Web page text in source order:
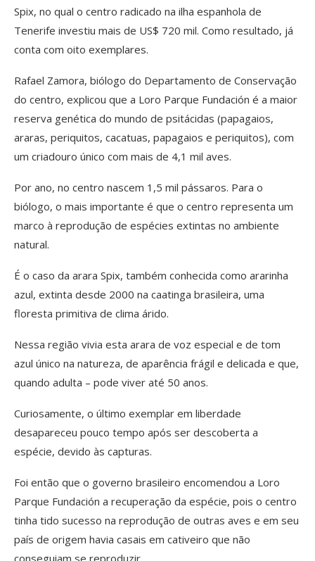
Spix, no qual o centro radicado na ilha espanhola de
Tenerife investiu mais de US$ 720 mil. Como resultado, já
conta com oito exemplares.
Rafael Zamora, biólogo do Departamento de Conservação
do centro, explicou que a Loro Parque Fundación é a maior
reserva genética do mundo de psitácidas (papagaios,
araras, periquitos, cacatuas, papagaios e periquitos), com
um criadouro único com mais de 4,1 mil aves.
Por ano, no centro nascem 1,5 mil pássaros. Para o
biólogo, o mais importante é que o centro representa um
marco à reprodução de espécies extintas no ambiente
natural.
É o caso da arara Spix, também conhecida como ararinha
azul, extinta desde 2000 na caatinga brasileira, uma
floresta primitiva de clima árido.
Nessa região vivia esta arara de voz especial e de tom
azul único na natureza, de aparência frágil e delicada e que,
quando adulta – pode viver até 50 anos.
Curiosamente, o último exemplar em liberdade
desapareceu pouco tempo após ser descoberta a
espécie, devido às capturas.
Foi então que o governo brasileiro encomendou a Loro
Parque Fundación a recuperação da espécie, pois o centro
tinha tido sucesso na reprodução de outras aves e em seu
país de origem havia casais em cativeiro que não
conseguiam se reproduzir.